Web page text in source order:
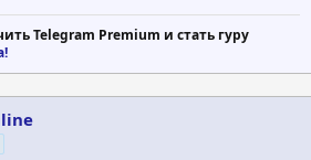
Telegram Premium и стать гуру